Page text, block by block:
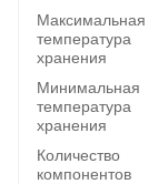
Максимальная
температура
хранения
Минимальная
температура
хранения
Количество
компонентов